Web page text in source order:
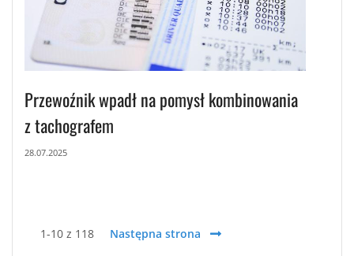
Przewoźnik wpadł na pomysł kombinowania
z tachografem
28.07.2025
1-10 z 118 Następna strona